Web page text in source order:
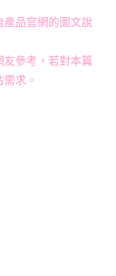
產品官網的圖文說
友參考，若對本篇
求。